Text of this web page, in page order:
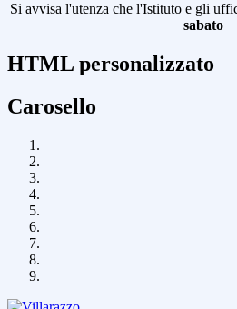
Si avvisa l'utenza che l'Istituto e gli
sabato
HTML personalizzato
Carosello